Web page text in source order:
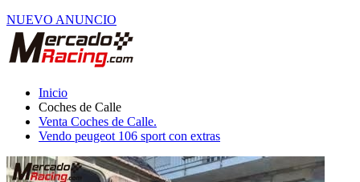
NUEVO ANUNCIO
Inicio
Coches de Calle
Venta Coches de Calle.
Vendo peugeot 106 sport con extras